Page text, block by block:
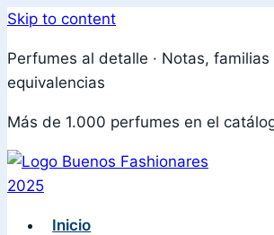
Skip to content
Perfumes al detalle · Notas,
equivalencias
Más de 1.000 perfumes en el
Inicio